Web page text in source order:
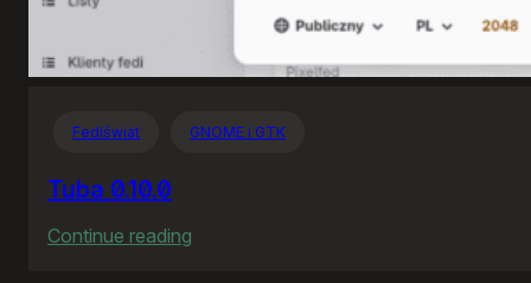
Fediświat GNOME i GTK
Tuba 0.10.0
Continue reading